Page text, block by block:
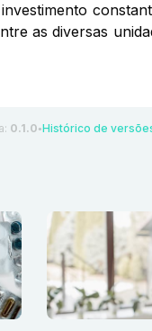
as diversas
0.1.0 ●Histórico de